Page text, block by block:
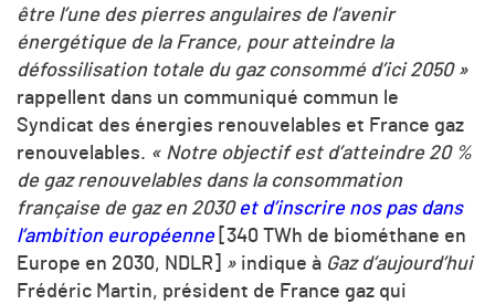
être l’une des pierres angulaires de l’avenir
énergétique de la France, pour atteindre la
défossilisation totale du gaz consommé d’ici 2050 »
rappellent dans un communiqué commun le
Syndicat des énergies renouvelables et France gaz
renouvelables. « Notre objectif est d’atteindre 20 %
de gaz renouvelables dans la consommation
française de gaz en 2030 et d’inscrire nos pas dans
l’ambition européenne [340 TWh de biométhane en
Europe en 2030, NDLR]
» indique à Gaz d’aujourd’hui
Frédéric Martin, président de France gaz qui